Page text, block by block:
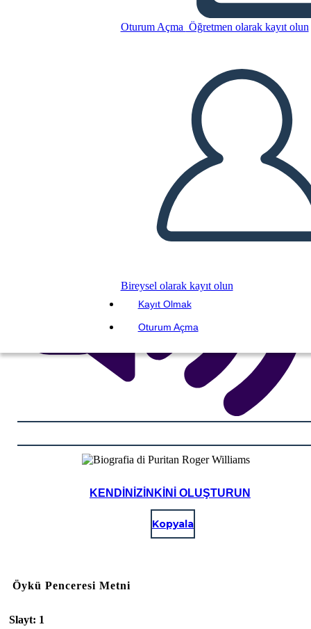
Oturum Açma Öğretmen olarak kayıt olun
Bireysel olarak kayıt olun
Kayıt Olmak
Oturum Açma
BİR HİKAYE PANOSU OLUŞTUR
SLAYT GÖSTERİSİNİ OYNAT
BENİ OKU
KENDINIZINKINI OLUŞTURUN
Kopyala
Öykü Penceresi Metni
Slayt: 1